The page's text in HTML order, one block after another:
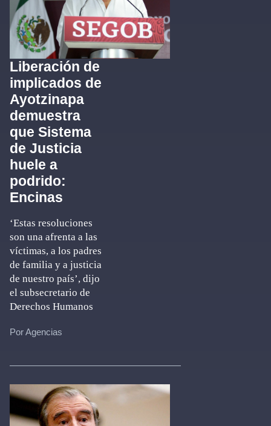
Liberación de
implicados de
Ayotzinapa
demuestra
que Sistema
de Justicia
huele a
podrido:
Encinas
‘Estas resoluciones
son una afrenta a las
víctimas, a los padres
de familia y a justicia
de nuestro país’, dijo
el subsecretario de
Derechos Humanos
Por Agencias